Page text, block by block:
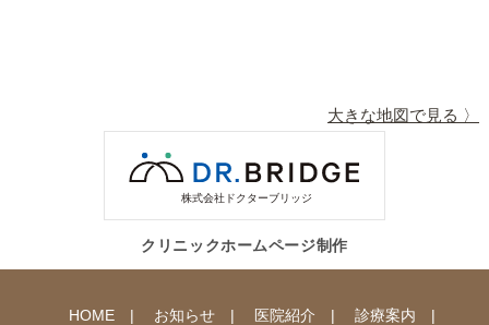
大きな地図で見る 〉
クリニックホームページ制作
HOME お知らせ 医院紹介 診療案内